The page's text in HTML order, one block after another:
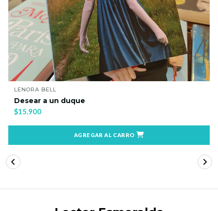
MAKOTO SHINKAI
Your Name 1
$10.610
AGREGAR AL CARRO